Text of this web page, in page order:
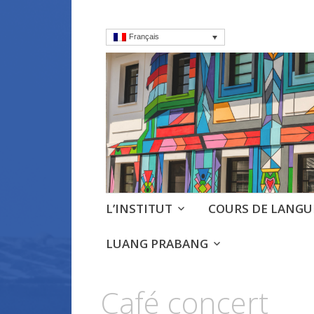
Français
Institut
Cours, culture et débats
Aller
contenu
L’INSTITUT COURS DE
LUANG PRABANG
Café concert